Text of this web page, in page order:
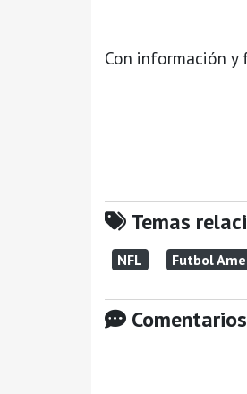
Con información y
Temas
NFL Futbol
Comentarios